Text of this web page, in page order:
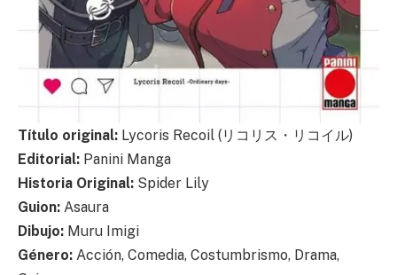
Título original: Lycoris Recoil (リコリス・リコイル)
Editorial: Panini Manga
Historia Original: Spider Lily
Guion: Asaura
Dibujo: Muru Imigi
Género: Acción, Comedia, Costumbrismo, Drama,